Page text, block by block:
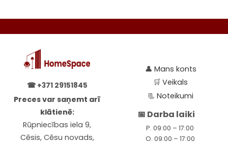
☎ +371 29151845
Preces var saņemt arī
klātienē:
Rūpniecības iela 9,
Cēsis, Cēsu novads,
👤 Mans konts
🛒Veikals
📃Noteikumi
📅 Darba laiki
P. 09:00 – 17:00
O. 09:00 – 17:00